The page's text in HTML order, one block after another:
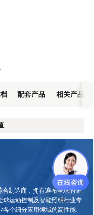
配套产品 相关产品
制造商，拥有遍布全球的研
球运动控制及智能照明行业专
个细分应用领域的高性能、